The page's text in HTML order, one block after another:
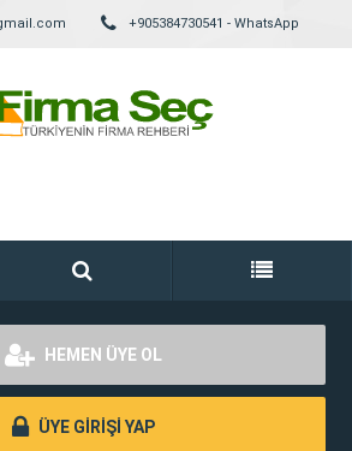
+905384730541 - WhatsApp
HEMEN ÜYE OL
ÜYE GİRİŞİ YAP